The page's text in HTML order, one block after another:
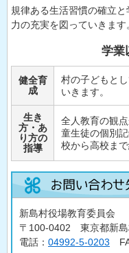
規律ある生活習慣の確立
力の充実を図っていきます
学業
健全育
成
村の子どもと
いきます。
生き
方・あ
り方の
指導
全人教育の観
童生徒の個別
校から高校まで
新島村役場教育委員会
〒100-0402 東京都新島
電話： 04992-5-0203